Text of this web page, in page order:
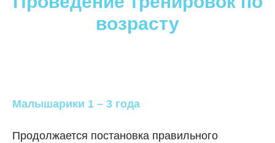
возрасту
Малышарики 1 – 3 года
Продолжается постановка правильного